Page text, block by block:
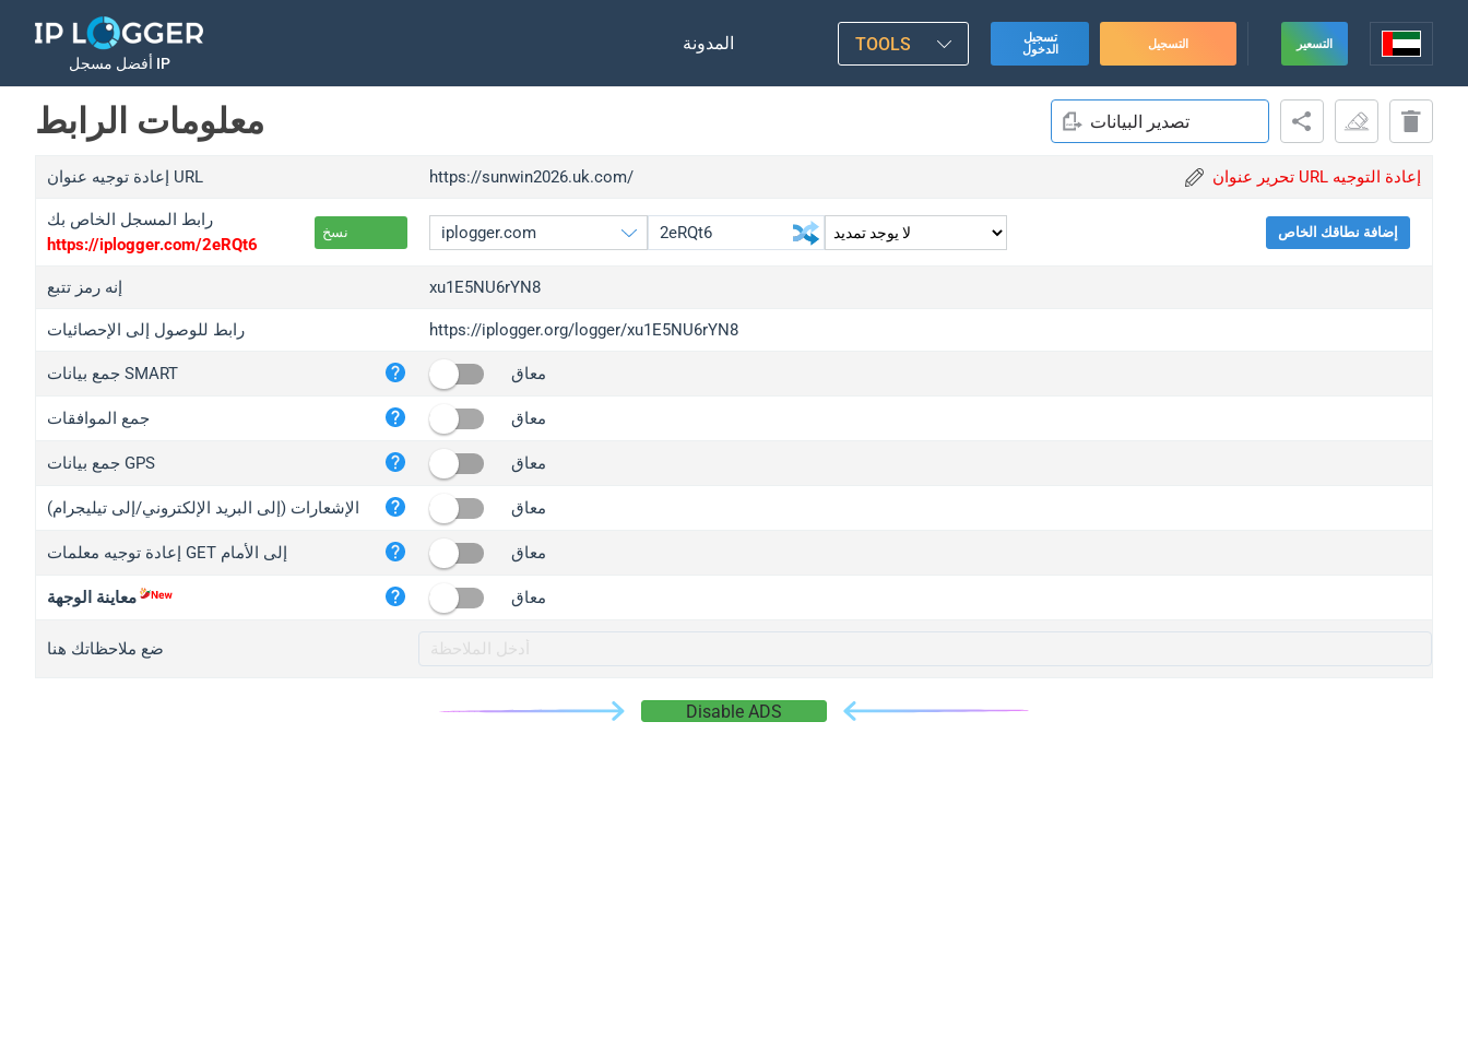
أفضل مسجل IP
المدونة TOOLS
تسجيل
الدخول
التسجيل التسعير
معلومات الرابط تصدير البيانات
إعادة توجيه عنوان URL https://sunwin2026.uk.com/ تحرير عنوان URL إعادة التوجيه
رابط المسجل الخاص بك
https://iplogger.com/2eRQt6
نسخ
iplogger.org
wl.gl
ed.tc
iplogger.com
iplogger.co
2no.co
yip.su
iplogger.info
إضافة نطاقك الخاص
إنه رمز تتبع xu1E5NU6rYN8
رابط للوصول إلى الإحصائيات https://iplogger.org/logger/xu1E5NU6rYN8
جمع بيانات SMART معاق
جمع الموافقات معاق
جمع بيانات GPS معاق
الإشعارات (إلى البريد الإلكتروني/إلى تيليجرام) معاق
إعادة توجيه معلمات GET إلى الأمام معاق
معاينة الوجهة معاق
ضع ملاحظاتك هنا
Disable ADS